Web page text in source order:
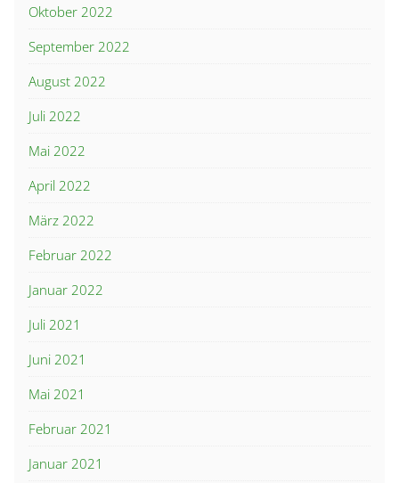
Oktober 2022
September 2022
August 2022
Juli 2022
Mai 2022
April 2022
März 2022
Februar 2022
Januar 2022
Juli 2021
Juni 2021
Mai 2021
Februar 2021
Januar 2021